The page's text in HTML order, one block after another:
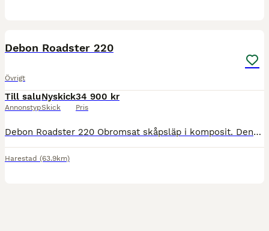
Debon Roadster 220
Övrigt
Till salu
Annonstyp
Nyskick
Skick
34 900 kr
Pris
Debon Roadster 220 Obromsat skåpsläp i komposit. Denna modell är ett lätt och kompakt skåpsläp som passar utmärkt för transport av utrustning som behöver skyddas mot väder och vind. Utrustad med bl
Harestad (63.9km)